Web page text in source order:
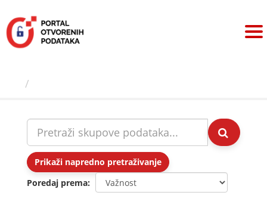
sadržaj
Prikaži napredno pretraživanje
Poredaj prema